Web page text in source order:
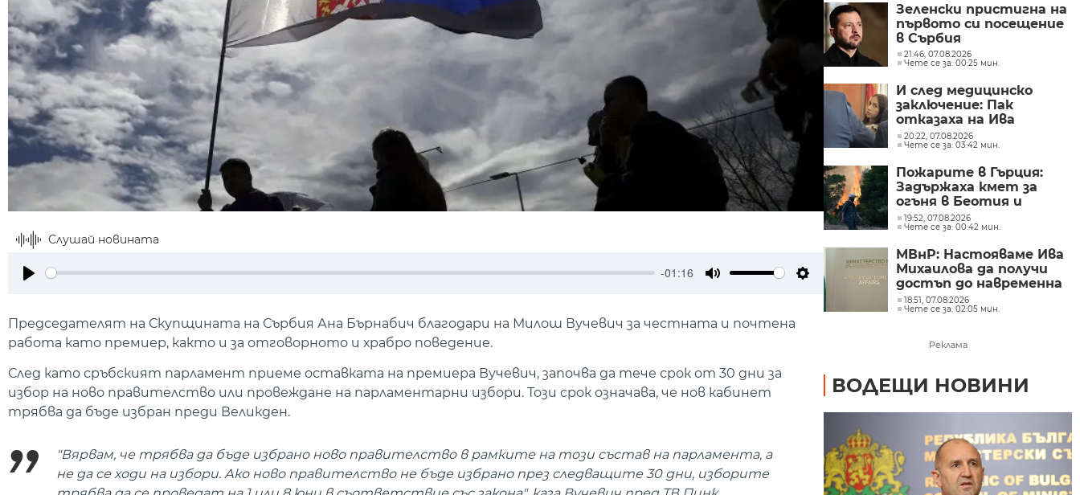
Слушай новината
-01:16
Settings
Председателят на Скупщината на Сърбия Ана Бърнабич благодари на Милош Вучевич за честната и почтена
работа като премиер, както и за отговорното и храбро поведение.
След като сръбският парламент приеме оставката на премиера Вучевич, започва да тече срок от 30 дни за
избор на ново правителство или провеждане на парламентарни избори. Този срок означава, че нов кабинет
трябва да бъде избран преди Великден.
"Вярвам, че трябва да бъде избрано ново правителство в рамките на този състав на парламента, а
не да се ходи на избори. Ако ново правителство не бъде избрано през следващите 30 дни, изборите
Зеленски пристигна на
първото си посещение
в Сърбия
21:46, 07.08.2026
Чете се за: 00:25 мин.
И след медицинско
заключение: Пак
отказаха на Ива
Михайлова да се лекува
в България
20:22, 07.08.2026
Чете се за: 03:42 мин.
Пожарите в Гърция:
Задържаха кмет за
огъня в Беотия и
Атика
19:52, 07.08.2026
Чете се за: 00:42 мин.
МВнР: Настояваме Ива
Михаилова да получи
достъп до навременна
и адекватна
медицинска грижа
18:51, 07.08.2026
Чете се за: 02:05 мин.
Реклама
ВОДЕЩИ НОВИНИ